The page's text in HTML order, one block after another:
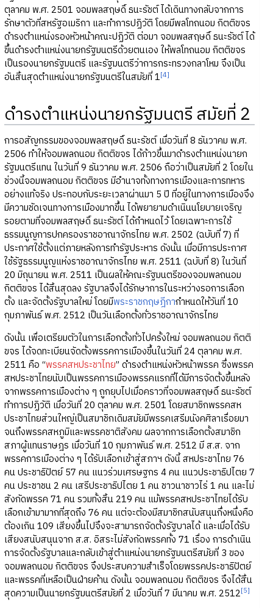
ตุลาคม พ.ศ. 2501 จอมพลสฤษดิ์ ธนะรัชต์ ได้เดินทางกลับจากการ
รักษาตัวที่สหรัฐอเมริกา และทำการปฏิวัติ โดยมีพลโทถนอม กิตติขจร
ดำรงตำแหน่งรองหัวหน้าคณะปฏิวัติ ต่อมา จอมพลสฤษดิ์ ธนะรัชต์ ได้
ขึ้นดำรงตำแหน่งนายกรัฐมนตรีด้วยตนเอง ให้พลโทถนอม กิตติขจร
เป็นรองนายกรัฐมนตรี และรัฐมนตรีว่าการกระทรวงกลาโหม จึงเป็น
อันสิ้นสุดตำแหน่งนายกรัฐมนตรีในสมัยที่ 1[4]
ดำรงตำแหน่งนายกรัฐมนตรี สมัยที่ 2
การอสัญกรรมของจอมพลสฤษดิ์ ธนะรัชต์ เมื่อวันที่ 8 ธันวาคม พ.ศ.
2506 ทำให้จอมพลถนอม กิตติขจร ได้ก้าวขึ้นมาดำรงตำแหน่งนายก
รัฐมนตรีแทน ในวันที่ 9 ธันวาคม พ.ศ. 2506 ถือว่าเป็นสมัยที่ 2 โดยใน
ช่วงนี้จอมพลถนอม กิตติขจร มีอำนาจทั้งทางการเมืองและการทหาร
อย่างแท้จริง ประกอบกับระยะเวลาผ่านมา 5 ปี ที่อยู่ในทางการเมืองจึง
มีความชัดเจนทางการเมืองมากขึ้น ได้พยายามดำเนินนโยบายเจริญ
รอยตามที่จอมพลสฤษดิ์ ธนะรัชต์ ได้กำหนดไว้ โดยเฉพาะการใช้
ธรรมนูญการปกครองราชอาณาจักรไทย พ.ศ. 2502 (ฉบับที่ 7) ที่
ประกาศใช้ตั้งแต่ภายหลังการทำรัฐประหาร ดังนั้น เมื่อมีการประกาศ
ใช้รัฐธรรมนูญแห่งราชอาณาจักรไทย พ.ศ. 2511 (ฉบับที่ 8) ในวันที่
20 มิถุนายน พ.ศ. 2511 เป็นผลให้คณะรัฐมนตรีของจอมพลถนอม
กิตติขจร ได้สิ้นสุดลง รัฐบาลจึงได้รักษาการในระหว่างรอการเลือก
ตั้ง และจัดตั้งรัฐบาลใหม่ โดยมีพระราชกฤษฎีกากำหนดให้วันที่ 10
กุมภาพันธ์ พ.ศ. 2512 เป็นวันเลือกตั้งทั่วราชอาณาจักรไทย
ดังนั้น เพื่อเตรียมตัวในการเลือกตั้งทั่วไปครั้งใหม่ จอมพลถนอม กิตติ
ขจร ได้จดทะเบียนจัดตั้งพรรคการเมืองขึ้นในวันที่ 24 ตุลาคม พ.ศ.
2511 คือ “พรรคสหประชาไทย” ดำรงตำแหน่งหัวหน้าพรรค ซึ่งพรรค
สหประชาไทยนับเป็นพรรคการเมืองพรรคแรกที่ได้มีการจัดตั้งขึ้นหลัง
จากพรรคการเมืองต่าง ๆ ถูกยุบไปเมื่อคราวที่จอมพลสฤษดิ์ ธนะรัชต์
ทำการปฏิวัติ เมื่อวันที่ 20 ตุลาคม พ.ศ. 2501 โดยสมาชิกพรรคสห
ประชาไทยส่วนใหญ่เป็นสมาชิกเดิมสมัยมีพรรคเสรีมนังคศิลาเรื่อยมา
จนถึงพรรคสหภูมิและพรรคชาติสังคม ผลจากการเลือกตั้งสมาชิก
สภาผู้แทนราษฎร เมื่อวันที่ 10 กุมภาพันธ์ พ.ศ. 2512 มี ส.ส. จาก
พรรคการเมืองต่าง ๆ ได้รับเลือกเข้าสู่สภาฯ ดังนี้ สหประชาไทย 76
คน ประชาธิปัตย์ 57 คน แนวร่วมเศรษฐกร 4 คน แนวประชาธิปไตย 7
คน ประชาชน 2 คน เสรีประชาธิปไตย 1 คน ชาวนาชาวไร่ 1 คน และไม่
สังกัดพรรค 71 คน รวมทั้งสิ้น 219 คน แม้พรรคสหประชาไทยได้รับ
เลือกเข้ามามากที่สุดถึง 76 คน แต่จะต้องมีสมาชิกสนับสนุนกึ่งหนึ่งคือ
ต้องเกิน 109 เสียงขึ้นไปจึงจะสามารถจัดตั้งรัฐบาลได้ และเมื่อได้รับ
เสียงสนับสนุนจาก ส.ส. อิสระไม่สังกัดพรรคทั้ง 71 เรื่อง การดำเนิน
การจัดตั้งรัฐบาลและกลับเข้าสู่ตำแหน่งนายกรัฐมนตรีสมัยที่ 3 ของ
จอมพลถนอม กิตติขจร จึงประสบความสำเร็จโดยพรรคประชาธิปัตย์
และพรรคที่เหลือเป็นฝ่ายค้าน ดังนั้น จอมพลถนอม กิตติขจร จึงได้สิ้น
สุดความเป็นนายกรัฐมนตรีสมัยที่ 2 เมื่อวันที่ 7 มีนาคม พ.ศ. 2512[5]